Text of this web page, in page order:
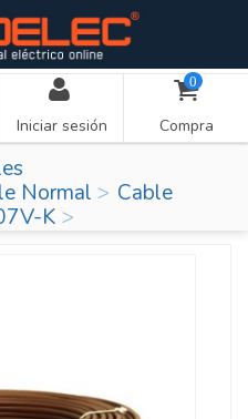
Iniciar sesión
0
Compra
Normal
Cable
K